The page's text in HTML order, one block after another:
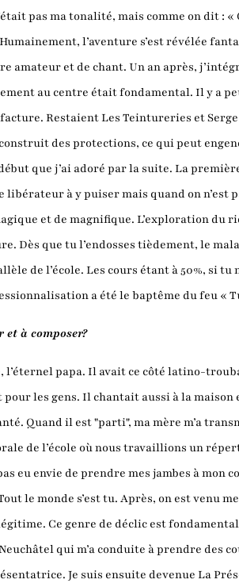
pas ma tonalité, mais comme on dit : «
l’aventure s’est révélée
amateur et de chant. Un an après,
au centre était fondamental. Il y a
Restaient Les Teintureries et
des protections, ce qui peut
que j’ai adoré par la suite. La
libérateur à y puiser mais quand on
et de magnifique. L’exploration du
Dès que tu l’endosses tièdement, le
de l’école. Les cours étant à 50%, si
a été le baptême du feu «
à composer?
l’éternel papa. Il avait ce côté latino-
les gens. Il chantait aussi à la maison
Quand il est "parti", ma mère m’a
de l’école où nous travaillions un
pas eu envie de prendre mes jambes à
le monde s’est tu. Après, on est venu
Ce genre de déclic est
qui m’a conduite à prendre des
Je suis ensuite devenue La